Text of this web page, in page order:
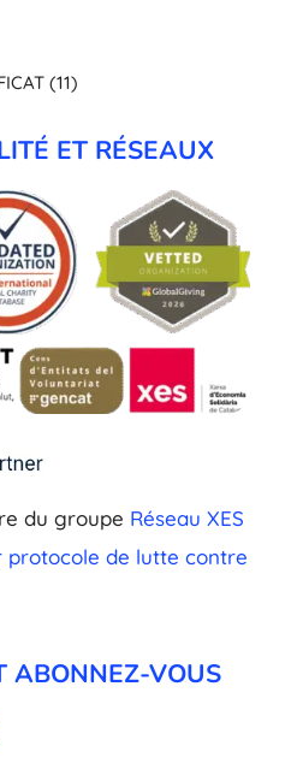
(11)
ET RÉSEAUX
du groupe Réseau XES
protocole de lutte contre
ABONNEZ-VOUS